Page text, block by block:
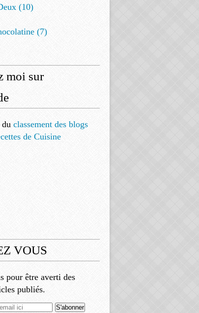
(10)
(7)
moi sur
du classement des blogs
de Cuisine
VOUS
pour être averti des
publiés.